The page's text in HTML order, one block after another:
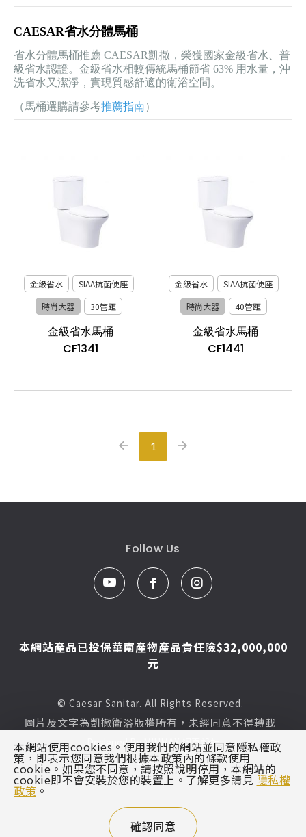
搜尋產品
CAESAR省水分體馬桶
省水分體馬桶推薦 CAESAR凱撒，榮獲國家金級省水、普
級省水認證。金級省水相較傳統馬桶節省 63% 用水量，沖
洗省水又潔淨，實現質感舒適的衛浴空間。
（馬桶選購請參考推薦指南）
金級省水
SIAA抗菌便座
時尚大器
30管距
金級省水馬桶
CF1341
金級省水
SIAA抗菌便座
時尚大器
40管距
金級省水馬桶
CF1441
1
Follow Us
本網站產品已投保華南產物產品責任險$32,000,000
元
© Caesar Sanitar. All Rights Reserved.
圖片及文字為凱撒衛浴版權所有，未經同意不得轉載
Designed ByMINMAX 網頁設計
區域
本網站使用cookies。使用我們的網站並同意隱私權政
策，即表示您同意我們根據本政策內的條款使用
cookie。如果您不同意，請按照說明停用，本網站的
cookie即不會安裝於您的裝置上。了解更多請見 隱私權
政策 。
確認同意